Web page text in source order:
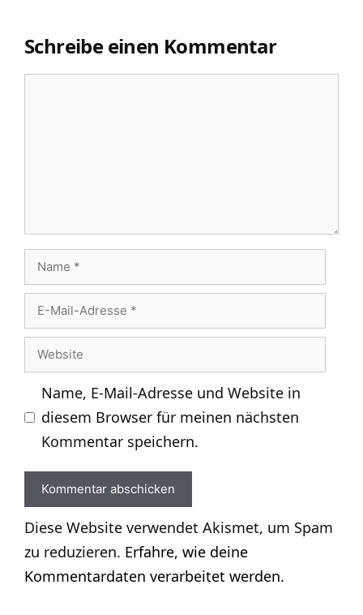
Schreibe einen Kommentar
Name
Mail-
Adresse
Website
Name, E-Mail-Adresse und Website in
diesem Browser für meinen nächsten
Kommentar speichern.
Diese Website verwendet Akismet, um Spam
zu reduzieren. Erfahre, wie deine
Kommentardaten verarbeitet werden.